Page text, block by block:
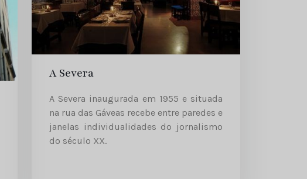
A Severa
A Severa inaugurada em 1955 e situada
na rua das Gáveas recebe entre paredes e
janelas individualidades do jornalismo
do século XX.